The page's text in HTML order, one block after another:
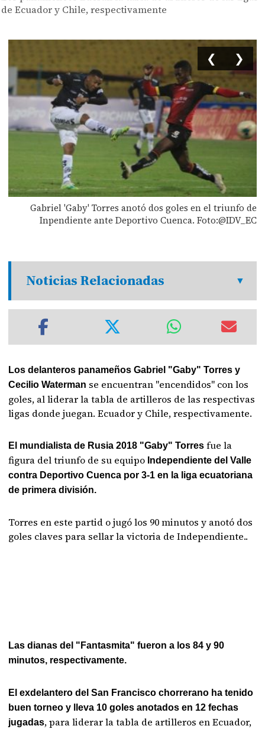
de Ecuador y Chile, respectivamente
Gabriel 'Gaby' Torres anotó dos goles en el triunfo de
Inpendiente ante Deportivo Cuenca. Foto:@IDV_EC
❮ ❯
Noticias Relacionadas
Los delanteros panameños Gabriel "Gaby" Torres y
Cecilio Waterman se encuentran "encendidos" con los
goles, al liderar la tabla de artilleros de las respectivas
ligas donde juegan. Ecuador y Chile, respectivamente.
El mundialista de Rusia 2018 "Gaby" Torresfue la
figura del triunfo de su equipo Independiente del Valle
contra Deportivo Cuenca por 3-1 en la liga ecuatoriana
de primera división.
Torres en este partid o jugó los 90 minutos y anotó dos
goles claves para sellar la victoria de Independiente..
Las dianas del "Fantasmita" fueron a los 84 y 90
minutos, respectivamente.
El exdelantero del San Francisco chorrerano ha tenido
buen torneo y lleva 10 goles anotados en 12 fechas
jugadas, para liderar la tabla de artilleros en Ecuador,